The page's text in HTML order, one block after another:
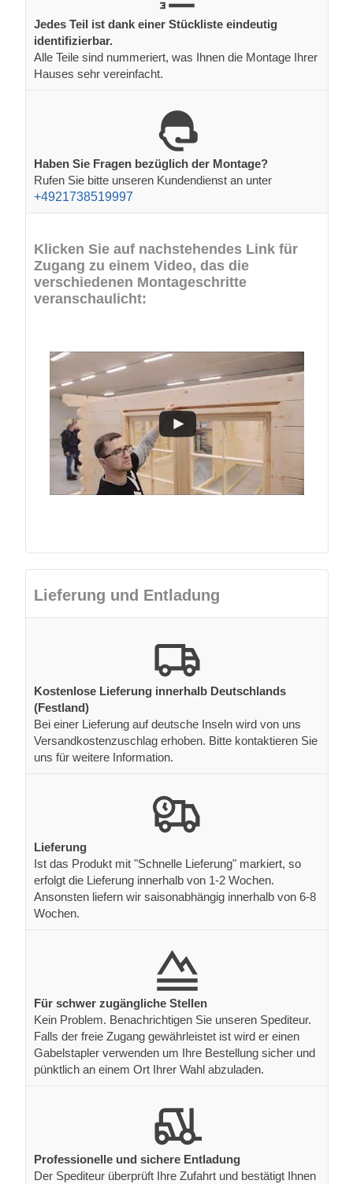
Jedes Teil ist dank einer Stückliste eindeutig
identifizierbar.
Alle Teile sind nummeriert, was Ihnen die Montage Ihrer
Hauses sehr vereinfacht.
Haben Sie Fragen bezüglich der Montage?
Rufen Sie bitte unseren Kundendienst an unter
+4921738519997
Klicken Sie auf nachstehendes Link für
Zugang zu einem Video, das die
verschiedenen Montageschritte
veranschaulicht:
Lieferung und Entladung
Kostenlose Lieferung innerhalb Deutschlands
(Festland)
Bei einer Lieferung auf deutsche Inseln wird von uns
Versandkostenzuschlag erhoben. Bitte kontaktieren Sie
uns für weitere Information.
Lieferung
Ist das Produkt mit "Schnelle Lieferung" markiert, so
erfolgt die Lieferung innerhalb von 1-2 Wochen.
Ansonsten liefern wir saisonabhängig innerhalb von 6-8
Wochen.
Für schwer zugängliche Stellen
Kein Problem. Benachrichtigen Sie unseren Spediteur.
Falls der freie Zugang gewährleistet ist wird er einen
Gabelstapler verwenden um Ihre Bestellung sicher und
pünktlich an einem Ort Ihrer Wahl abzuladen.
Professionelle und sichere Entladung
Der Spediteur überprüft Ihre Zufahrt und bestätigt Ihnen